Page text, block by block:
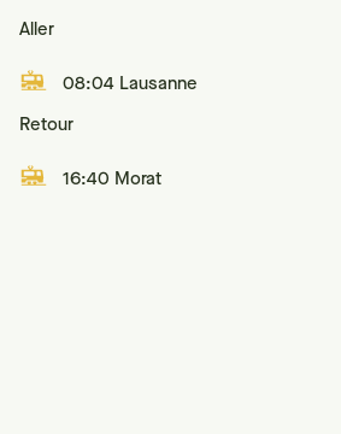
Aller
08:04 Lausanne
Retour
16:40 Morat